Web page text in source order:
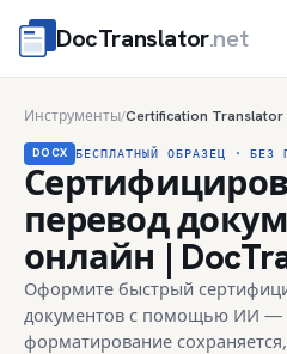
DocTranslator.net
Инструменты/Certification Translator
DOCX БЕСПЛАТНЫЙ ОБРАЗЕЦ · БЕЗ
перевод
онлайн |
Оформите быстрый
документов с помощью ИИ —
форматирование сохраняется,